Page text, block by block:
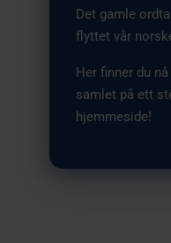
Det gamle
flyttet vår
Her finner du
samlet på ett
hjemmeside!
Group